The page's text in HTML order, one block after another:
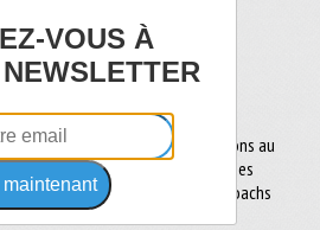
OCEAN
de collègiens pour une initiations au
mai de 13H à 17H30. Nous sommes
OCEAN, l'ensemble des Coachs
VOUS À